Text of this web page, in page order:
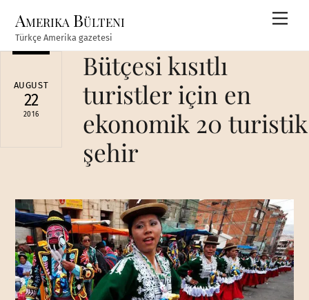
content
Amerika Bülteni
Türkçe Amerika gazetesi
AUGUST
22
2016
Bütçesi kısıtlı
turistler için en
ekonomik 20 turistik
şehir